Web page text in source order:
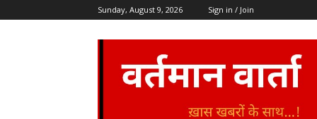
Sunday, August 9, 2026 Sign in / Join